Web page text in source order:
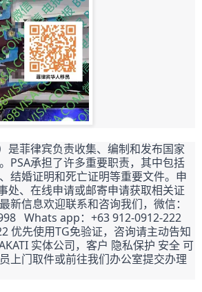
是菲律宾负责收集、编制和发布国家
PSA承担了许多重要职责，其中包括
结婚证明和死亡证明等重要文件。申
处、在线申请或邮寄申请获取相关证
新信息欢迎联系和咨询我们，微信：
Whats app：+63 912-0912-222
优先使用TG免验证，咨询请主动告知
实体公司，客户 隐私保护 安全 可
上门取件或前往我们办公室提交办理